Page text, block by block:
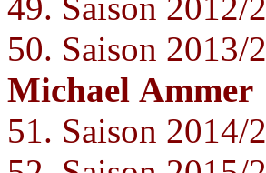
50. Saison 2013/
Michael Ammer
51. Saison 2014/